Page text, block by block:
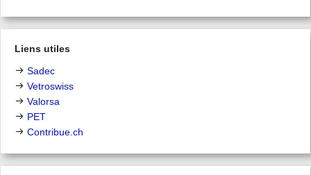
Liens utiles
Sadec
Vetroswiss
Valorsa
PET
Contribue.ch